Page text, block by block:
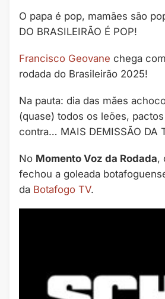
O papa é pop, mamães são
DO BRASILEIRÃO É POP!
Francisco Geovane chega
rodada do Brasileirão 2025!
Na pauta: dia das mães
(quase) todos os leões,
contra… MAIS DEMISSÃO DA
No Momento Voz da Rodada,
fechou a goleada
da Botafogo TV.